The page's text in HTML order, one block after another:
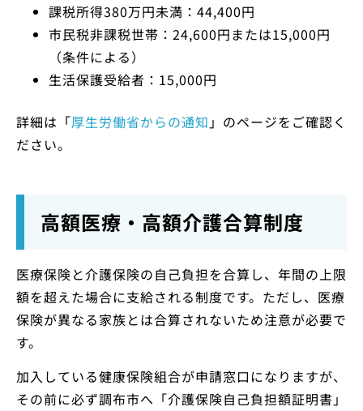
課税所得380万円未満：44,400円
市民税非課税世帯：24,600円または15,000円
（条件による）
生活保護受給者：15,000円
詳細は「厚生労働省からの通知 」のページをご確認く
ださい。
高額医療・高額介護合算制度
医療保険と介護保険の自己負担を合算し、年間の上限
額を超えた場合に支給される制度です。ただし、医療
保険が異なる家族とは合算されないため注意が必要で
す。
加入している健康保険組合が申請窓口になりますが、
その前に必ず調布市へ「介護保険自己負担額証明書」